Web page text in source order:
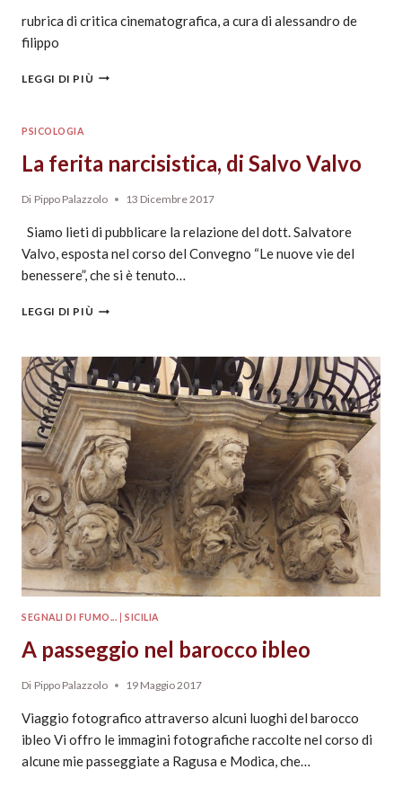
rubrica di critica cinematografica, a cura di alessandro de
filippo
LEGGI DI PIÙ
PSICOLOGIA
La ferita narcisistica, di Salvo Valvo
Di Pippo Palazzolo 13 Dicembre 2017
Siamo lieti di pubblicare la relazione del dott. Salvatore
Valvo, esposta nel corso del Convegno “Le nuove vie del
benessere”, che si è tenuto…
LEGGI DI PIÙ
SEGNALI DI FUMO... |SICILIA
A passeggio nel barocco ibleo
Di Pippo Palazzolo 19 Maggio 2017
Viaggio fotografico attraverso alcuni luoghi del barocco
ibleo Vi offro le immagini fotografiche raccolte nel corso di
alcune mie passeggiate a Ragusa e Modica, che…